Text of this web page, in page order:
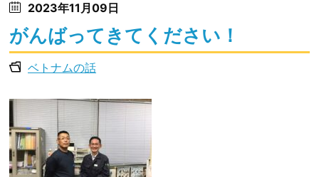
2023年11月09日
がんばってきてください！
ベトナムの話